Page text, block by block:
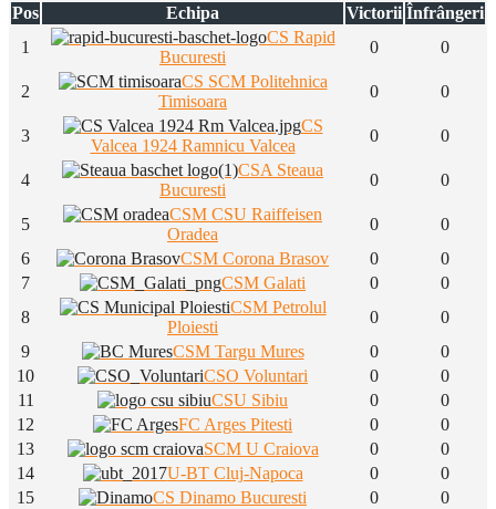
Pos Echipa Victorii Înfrângeri
1
CS Rapid
Bucuresti
0 0
2
CS SCM Politehnica
Timisoara
0 0
3
CS
Valcea 1924 Ramnicu Valcea
0 0
4
CSA Steaua
Bucuresti
0 0
5
CSM CSU Raiffeisen
Oradea
0
0
6
CSM Corona Brasov 0
0
7
CSM Galati 0
0
8
CSM Petrolul
Ploiesti
0
0
9
CSM Targu Mures 0
0
10
CSO Voluntari 0
0
11
CSU Sibiu 0
0
12
FC Arges Pitesti 0
0
13
SCM U Craiova 0
0
14
U-BT Cluj-Napoca 0
0
15
CS Dinamo Bucuresti 0
0